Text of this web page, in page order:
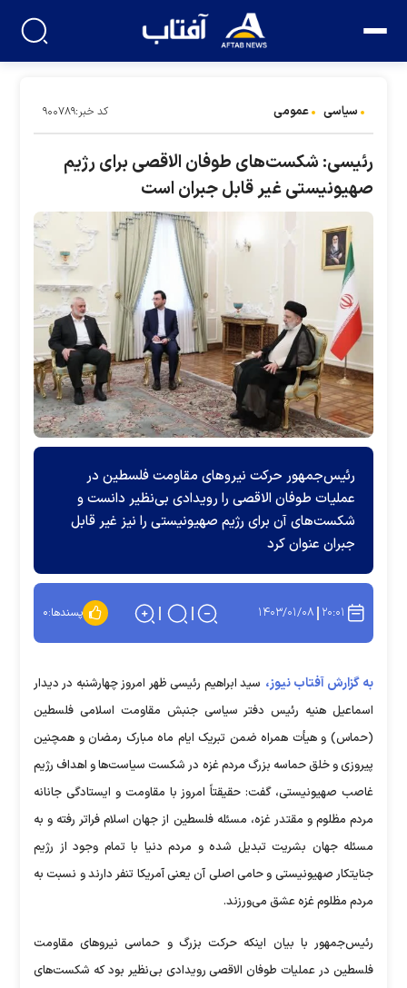
سیاسی عمومی کد خبر:۹۰۰۷۸۹
رئیسی: شکست‌های طوفان الاقصی برای رژیم
صهیونیستی غیر قابل جبران است
رئیس‌جمهور حرکت نیرو‌های مقاومت فلسطین در
عملیات طوفان الاقصی را رویدادی بی‌نظیر دانست و
شکست‌های آن برای رژیم صهیونیستی را نیز غیر قابل
جبران عنوان کرد
۲۰:۰۱ ۱۴۰۳/۰۱/۰۸ پسندها:۰
به گزارش آفتاب نیوز، سید ابراهیم رئیسی ظهر امروز چهارشنبه در دیدار
اسماعیل هنیه رئیس دفتر سیاسی جنبش مقاومت اسلامی فلسطین
(حماس) و هیأت همراه ضمن تبریک ایام ماه مبارک رمضان و همچنین
پیروزی و خلق حماسه بزرگ مردم غزه در شکست سیاست‌ها و اهداف رژیم
غاصب صهیونیستی، گفت: حقیقتاً امروز با مقاومت و ایستادگی جانانه
مردم مظلوم و مقتدر غزه، مسئله فلسطین از جهان اسلام فراتر رفته و به
مسئله جهان بشریت تبدیل شده و مردم دنیا با تمام وجود از رژیم
جنایتکار صهیونیستی و حامی اصلی آن یعنی آمریکا تنفر دارند و نسبت به
مردم مظلوم غزه عشق می‌ورزند.
رئیس‌جمهور با بیان اینکه حرکت بزرگ و حماسی نیرو‌های مقاومت
فلسطین در عملیات طوفان الاقصی رویدادی بی‌نظیر بود که شکست‌های